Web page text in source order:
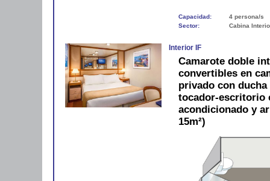
Capacidad:
4 persona/s
Sector:
Cabina
Interior IF
Camarote doble
convertibles en
privado con
tocador-escritorio
acondicionado y
15m²)